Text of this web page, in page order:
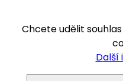
Chcete udělit
Další